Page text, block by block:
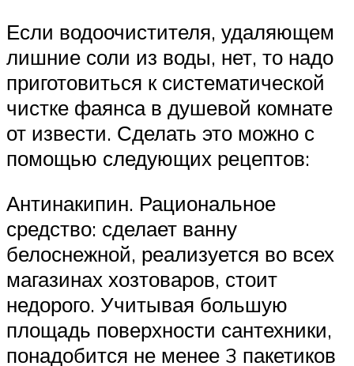
Если водоочистителя, удаляющем
лишние соли из воды, нет, то надо
приготовиться к систематической
чистке фаянса в душевой комнате
от извести. Сделать это можно с
помощью следующих рецептов:
Антинакипин. Рациональное
средство: сделает ванну
белоснежной, реализуется во всех
магазинах хозтоваров, стоит
недорого. Учитывая большую
площадь поверхности сантехники,
понадобится не менее 3 пакетиков